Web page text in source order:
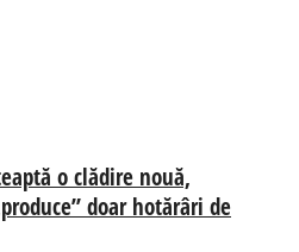
o clădire nouă,
doar hotărâri de